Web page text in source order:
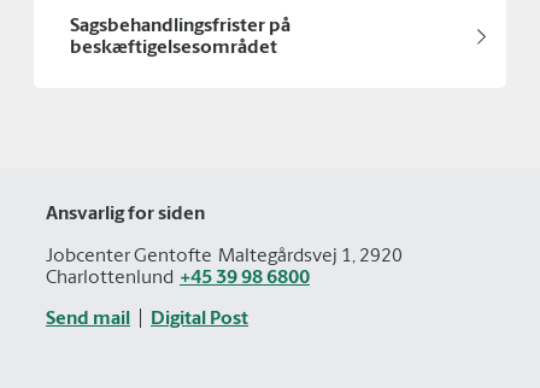
Sagsbehandlingsfrister på
beskæftigelsesområdet
Ansvarlig for siden
Jobcenter Gentofte Maltegårdsvej 1, 2920
Charlottenlund +45 39 98 6800
Send mail Digital Post